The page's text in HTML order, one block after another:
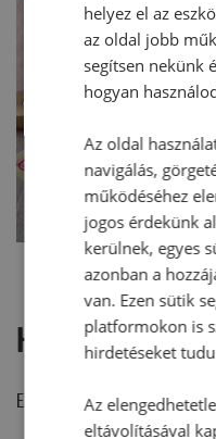
Hozzászólások
Ehhez a recepthez még
helyez el az
az oldal jobb
segítsen nekünk
hogyan
Az oldal
navigálás,
működéséhez
jogos érdekünk
kerülnek, egyes
azonban a
van. Ezen sütik
platformokon is
hirdetéseket
Az
eltávolításával